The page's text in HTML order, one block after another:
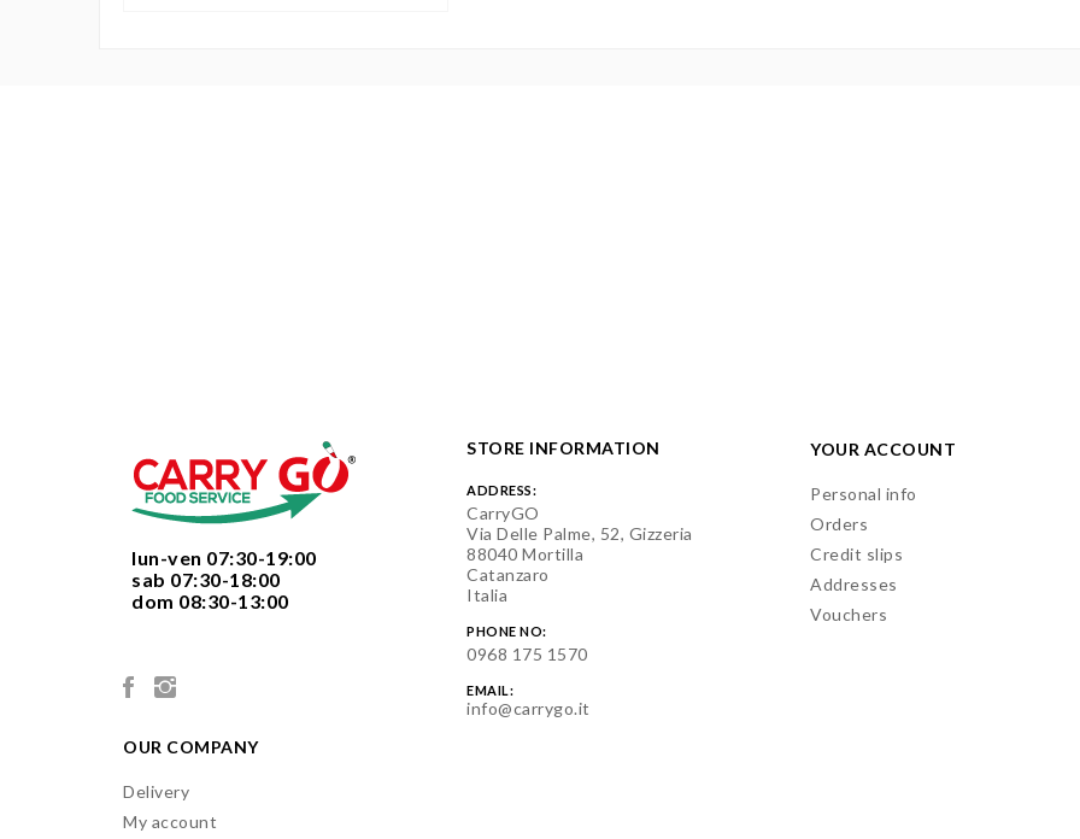
  lun-ven 07:30-19:00
  sab 07:30-18:00
  dom 08:30-13:00
STORE INFORMATION
ADDRESS:
CarryGO
Via Delle Palme, 52, Gizzeria
88040 Mortilla
Catanzaro
Italia
PHONE NO:
0968 175 1570
EMAIL:
info@carrygo.it
YOUR ACCOUNT
Personal info
Orders
Credit slips
Addresses
Vouchers
OUR COMPANY
Delivery
My account